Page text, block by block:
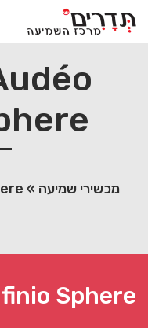
to
content
מכשירי שמיעה »
Sphere